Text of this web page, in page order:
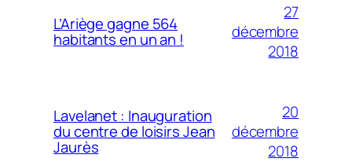
L’Ariège gagne 564
habitants en un an !
27
décembre
2018
Lavelanet : Inauguration
du centre de loisirs Jean
Jaurès
20
décembre
2018